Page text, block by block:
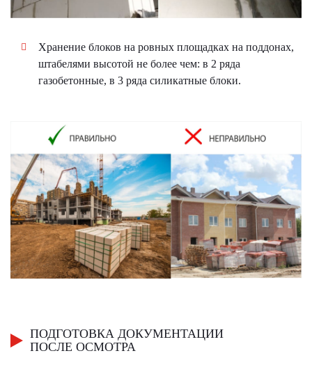
Хранение блоков на ровных площадках на поддонах,
штабелями высотой не более чем: в 2 ряда
газобетонные, в 3 ряда силикатные блоки.
ПОДГОТОВКА ДОКУМЕНТАЦИИ
ПОСЛЕ ОСМОТРА